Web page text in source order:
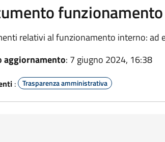
relativi al funzionamento interno: ad
aggiornamento: 7 giugno 2024, 16:38
: Trasparenza amministrativa